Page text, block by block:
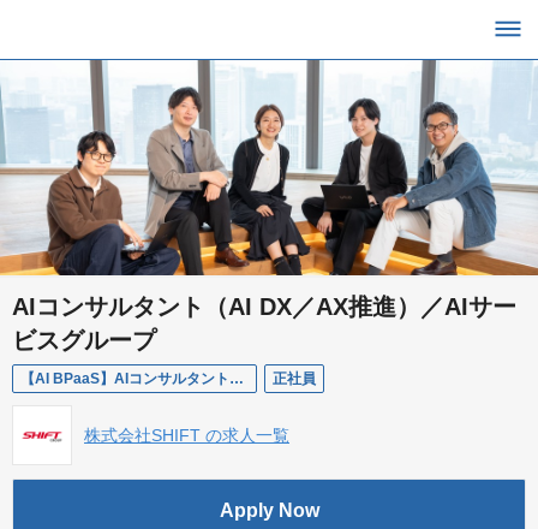
AIコンサルタント（AI DX／AX推進）／AIサー
ビスグループ
【AI BPaaS】AIコンサルタント（AI DX／AX推進） 正社員
株式会社SHIFT の求人一覧
Apply Now